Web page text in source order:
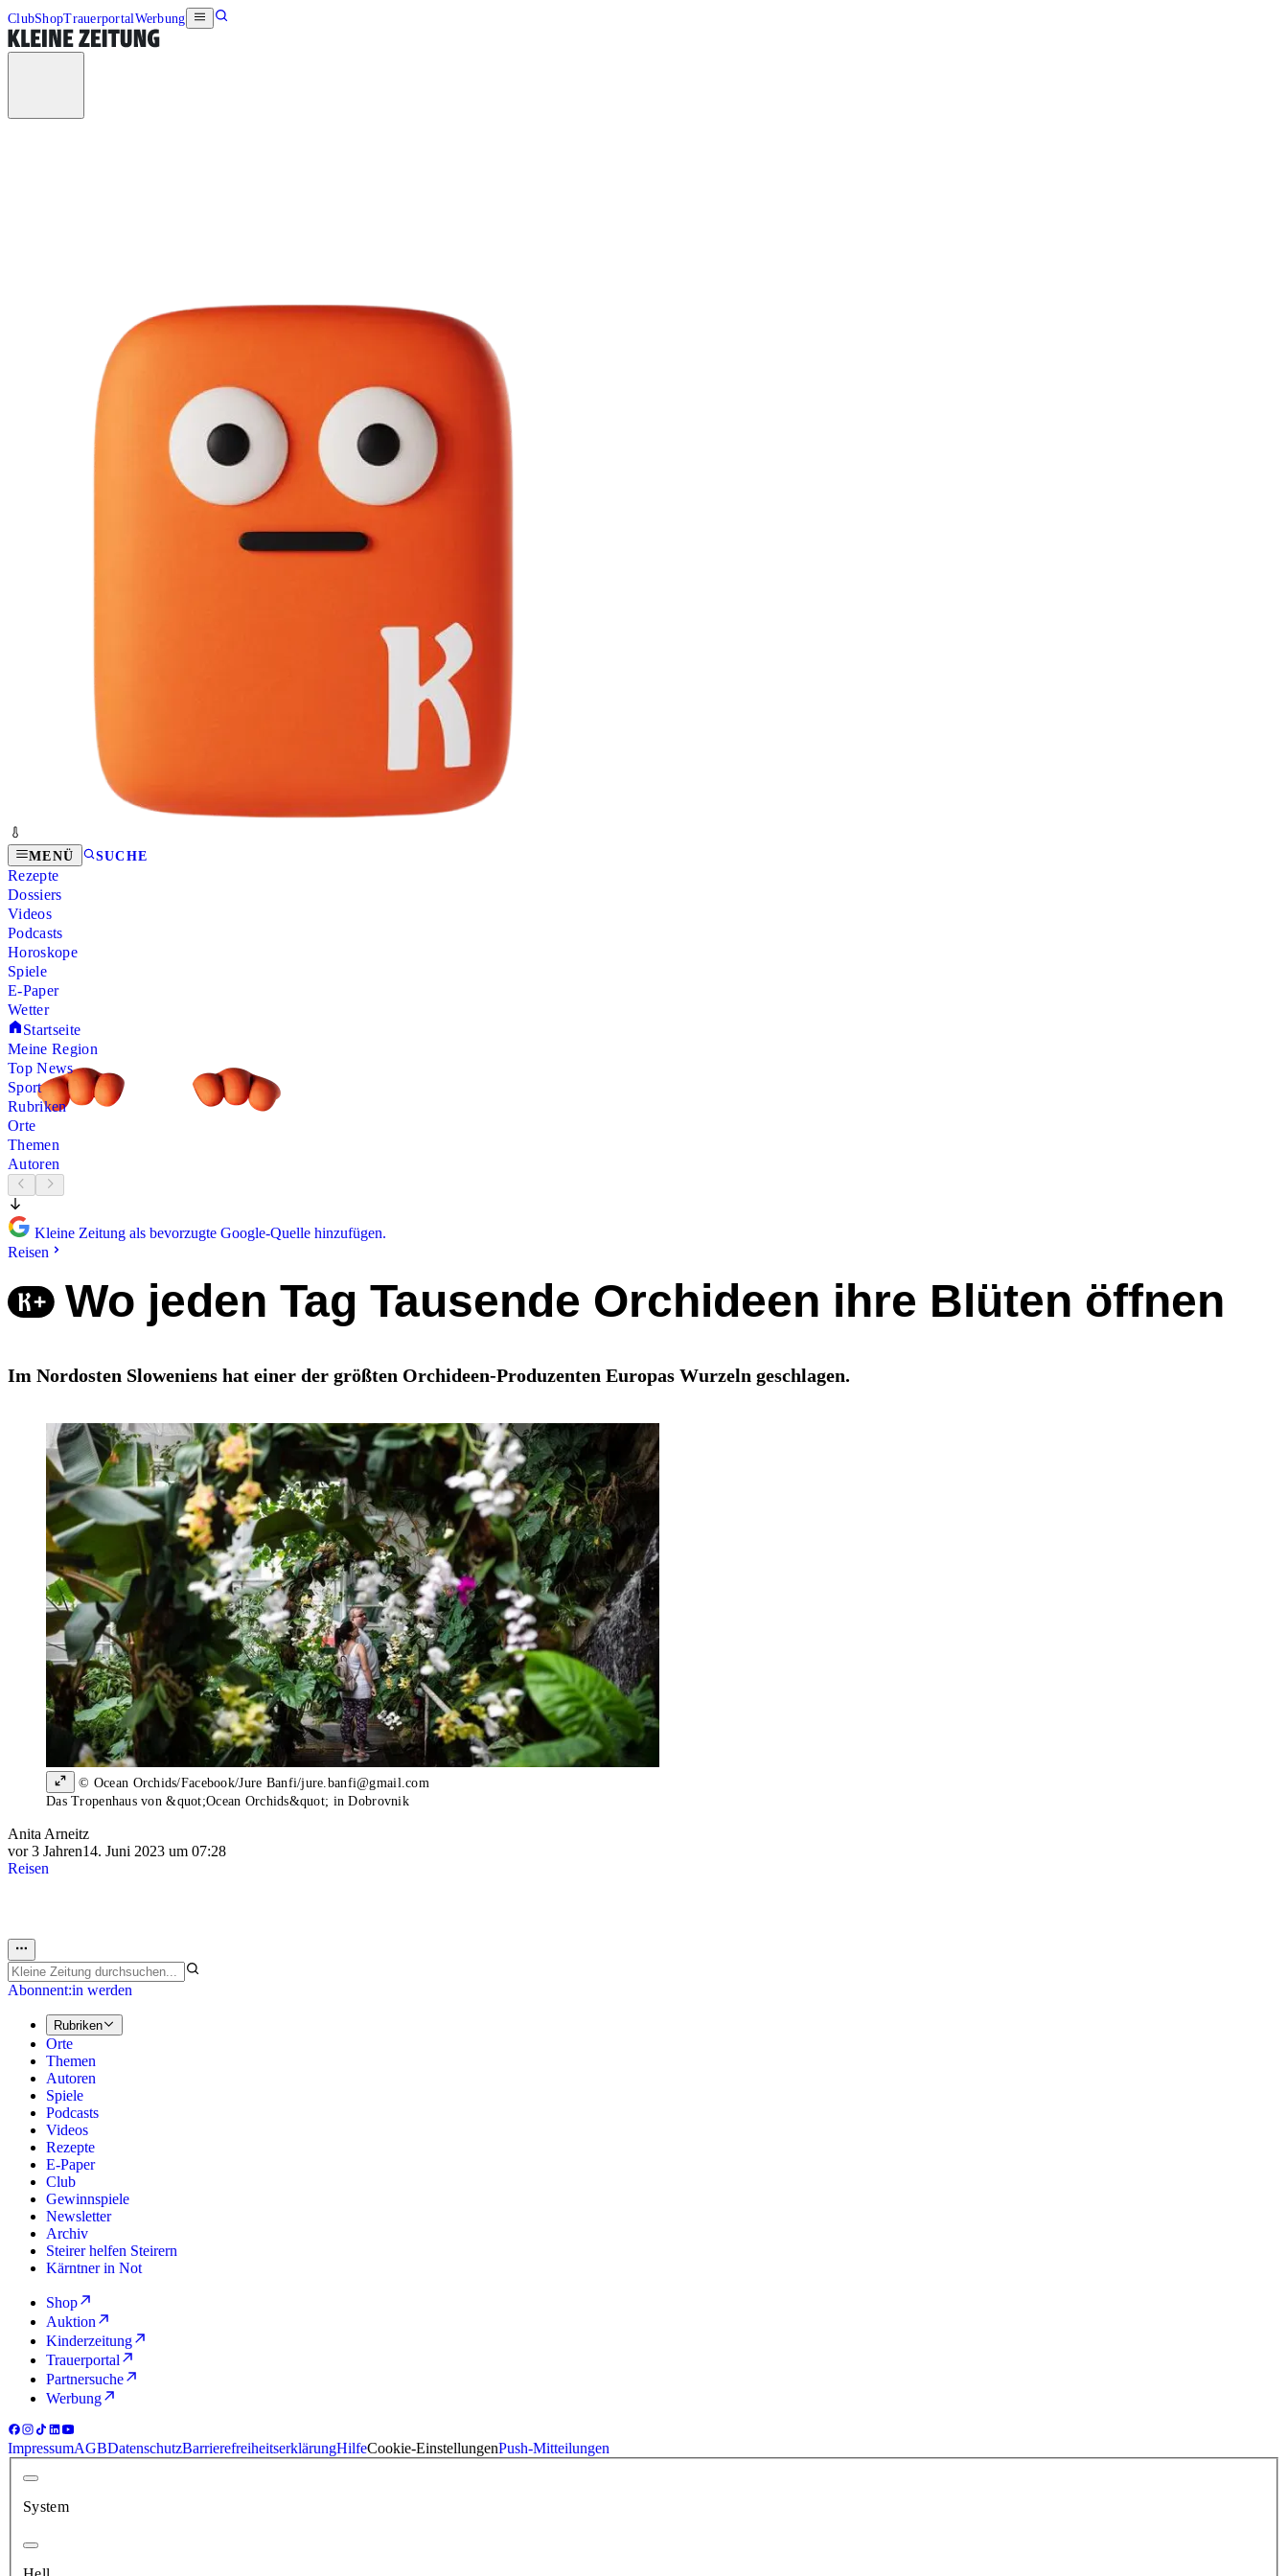
ClubShopTrauerportalWerbung
MENÜ SUCHE
Rezepte
Dossiers
Videos
Podcasts
Horoskope
Spiele
E-Paper
Wetter
Startseite
Meine Region
Top News
Sport
Rubriken
Orte
Themen
Autoren
Kleine Zeitung als bevorzugte Google-Quelle hinzufügen.
Reisen
Wo jeden Tag Tausende Orchideen ihre Blüten öffnen
Im Nordosten Sloweniens hat einer der größten Orchideen-Produzenten Europas Wurzeln geschlagen.
© Ocean Orchids/Facebook/Jure Banfi/jure.banfi@gmail.com
Das Tropenhaus von &quot;Ocean Orchids&quot; in Dobrovnik
Anita Arneitz
vor 3 Jahren14. Juni 2023 um 07:28
Reisen
Abonnent:in werden
Rubriken
Orte
Themen
Autoren
Spiele
Podcasts
Videos
Rezepte
E-Paper
Club
Gewinnspiele
Newsletter
Archiv
Steirer helfen Steirern
Kärntner in Not
Shop
Auktion
Kinderzeitung
Trauerportal
Partnersuche
Werbung
ImpressumAGBDatenschutzBarrierefreiheitserklärungHilfeCookie-EinstellungenPush-Mitteilungen
System